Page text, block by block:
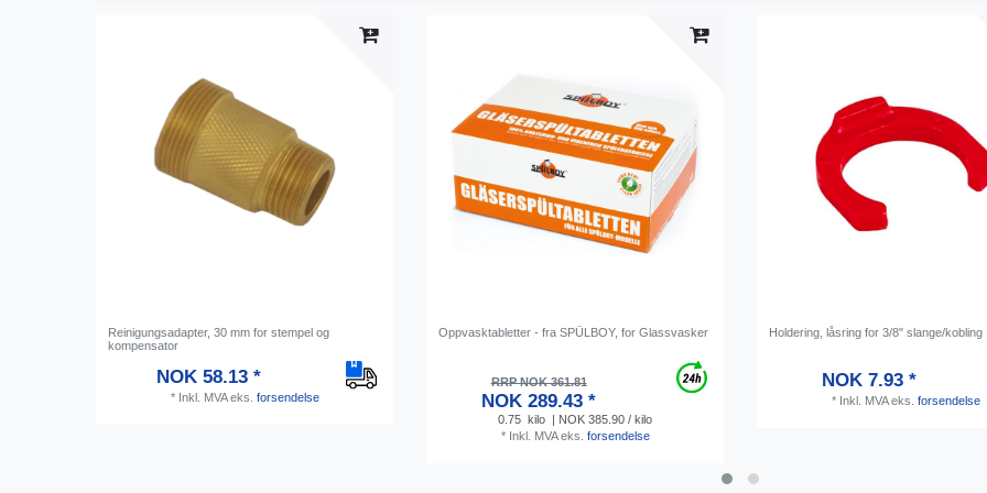
Reinigungsadapter, 30 mm for stempel og
kompensator
NOK 58.13 *
* Inkl. MVAeks. forsendelse
Oppvasktabletter - fra SPÜLBOY, for Glassvasker
RRP NOK 361.81
NOK 289.43 *
0.75 kilo
| NOK 385.90 / kilo
* Inkl. MVAeks. forsendelse
Holdering, låsring for 3/8" slange/kobling
NOK 7.93 *
* Inkl. MVAeks. forsendelse